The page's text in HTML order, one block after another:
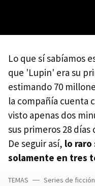
Lo que sí sabíamos
que 'Lupin' era su
estimando 70
la compañía cuenta
visto apenas dos
sus primeros 28
De seguir así, lo raro
solamente en tres
TEMAS Series de ficción